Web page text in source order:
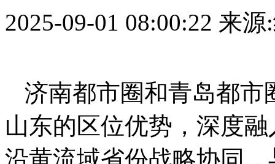
2025-09-01 08:00:22 来源
济南都市圈和青岛都市
山东的区位优势，深度